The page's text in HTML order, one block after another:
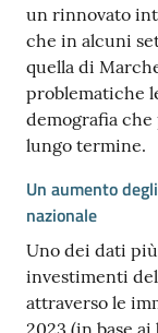
un rinnovato
che in alcuni
quella di
problematiche
demografia
lungo termine.
Un aumento
nazionale
Uno dei dati
investimenti
attraverso le
2023 (in base